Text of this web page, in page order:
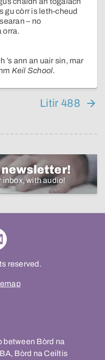
gu còrr is leth-cheud
– no
orra.
’s ann an uair sin, mar
Keil School.
Litir 488
newsletter!
inbox, with audio!
reserved.
between Bòrd na
Bòrd na Ceiltis